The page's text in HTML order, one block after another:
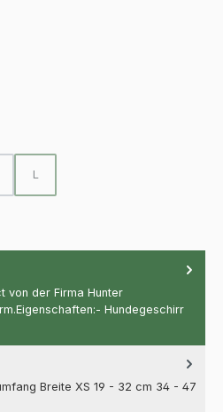
verfügbar.)
nicht verfügbar.)
ist zurzeit nicht verfügbar.)
Option ist zurzeit nicht verfügbar.)
L
(Diese Option ist zurzeit nicht
von der Firma Hunter
Hundegeschirr
Breite XS 19 - 32 cm 34 - 47